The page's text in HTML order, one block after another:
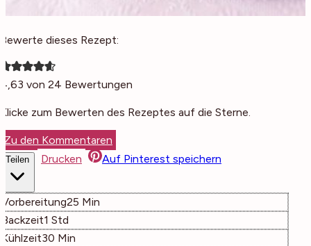
Bewerte dieses Rezept:
4,63 von 24 Bewertungen
Klicke zum Bewerten des Rezeptes auf die Sterne.
Zu den Kommentaren
Teilen Drucken Auf Pinterest speichern
Vorbereitung25 Minuten
Min
Backzeit1 Stunde
Std
Kühlzeit30 Minuten
Min